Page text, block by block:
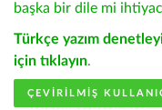
başka bir dile mi
Türkçe yazım
için tıklayın.
ÇEVIRILMIŞ